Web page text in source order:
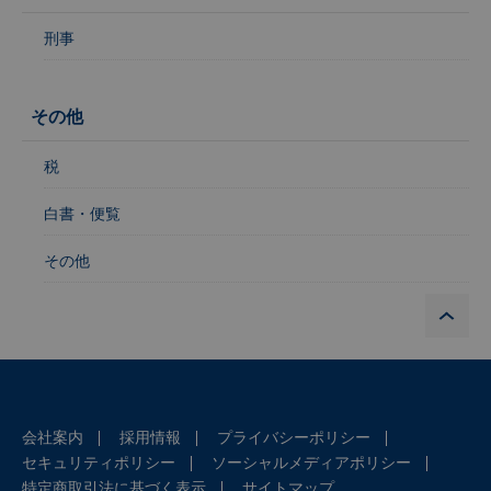
刑事
その他
税
白書・便覧
その他
会社案内 採用情報
プライバシーポリシー
セキュリティポリシー
ソーシャルメディアポリシー